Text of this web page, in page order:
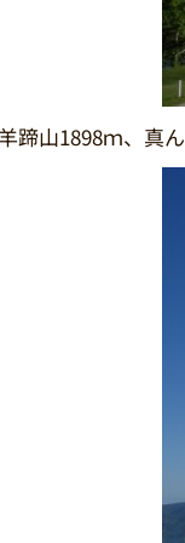
蹄山1898ｍ、真